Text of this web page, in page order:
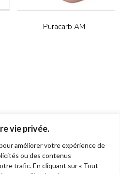
vie privée.
améliorer votre expérience de
ou des contenus
trafic. En cliquant sur « Tout
Puracarb AM